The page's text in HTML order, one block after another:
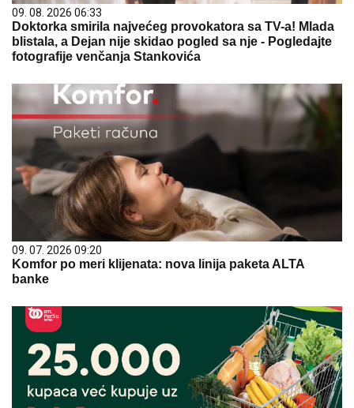
09. 08. 2026 06:33
Doktorka smirila najvećeg provokatora sa TV-a! Mlada
blistala, a Dejan nije skidao pogled sa nje - Pogledajte
fotografije venčanja Stankovića
09. 07. 2026 09:20
Komfor po meri klijenata: nova linija paketa ALTA
banke